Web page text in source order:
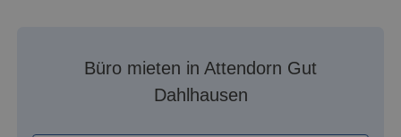
Büro mieten in Attendorn Gut
Dahlhausen